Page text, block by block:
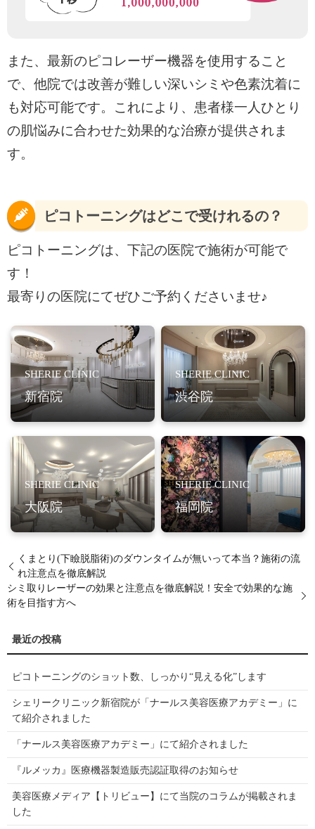
また、最新のピコレーザー機器を使用すること
で、他院では改善が難しい深いシミや色素沈着に
も対応可能です。これにより、患者様一人ひとり
の肌悩みに合わせた効果的な治療が提供されま
す。
ピコトーニングはどこで受けれるの？
ピコトーニングは、下記の医院で施術が可能で
す！
最寄りの医院にてぜひご予約くださいませ♪
SHERIE CLINIC
新宿院
SHERIE CLINIC
渋谷院
SHERIE CLINIC
大阪院
SHERIE CLINIC
福岡院
くまとり(下瞼脱脂術)のダウンタイムが無いって本当？施術の流
れ注意点を徹底解説
シミ取りレーザーの効果と注意点を徹底解説！安全で効果的な施
術を目指す方へ
ピコトーニングのショット数、しっかり“見える化”します
シェリークリニック新宿院が「ナールス美容医療アカデミー」に
て紹介されました
「ナールス美容医療アカデミー」にて紹介されました
『ルメッカ』医療機器製造販売認証取得のお知らせ
美容医療メディア【トリビュー】にて当院のコラムが掲載されま
した